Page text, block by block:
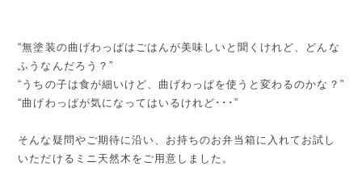
“無塗装の曲げわっぱはごはんが美味しいと聞くけれど、どんな
ふうなんだろう？”
“うちの子は食が細いけど、曲げわっぱを使うと変わるのかな？”
“曲げわっぱが気になってはいるけれど･･･”
そんな疑問やご期待に沿い、お持ちのお弁当箱に入れてお試し
いただけるミニ天然木をご用意しました。